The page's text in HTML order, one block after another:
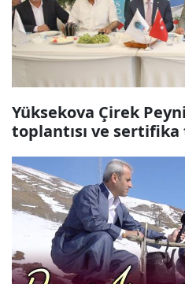
Yüksekova Çirek
toplantısı ve